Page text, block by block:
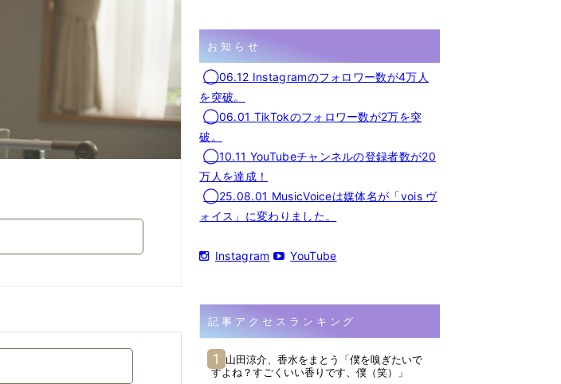
お知らせ
◯06.12 Instagramのフォロワー数が4万人
を突破。
◯06.01 TikTokのフォロワー数が2万を突
破。
◯10.11 YouTubeチャンネルの登録者数が20
万人を達成！
◯25.08.01 MusicVoiceは媒体名が「vois ヴ
ォイス」に変わりました。
Instagram YouTube
記事アクセスランキング
山田涼介、香水をまとう「僕を嗅ぎたいで
すよね？すごくいい香りです、僕（笑）」